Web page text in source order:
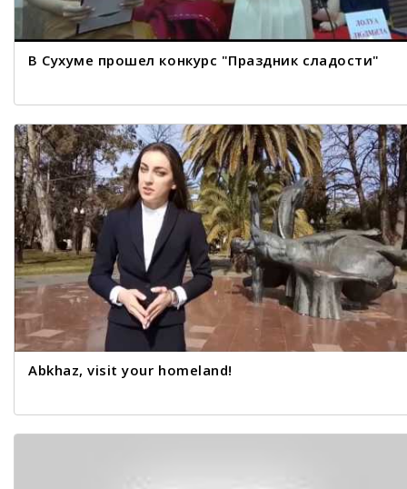
В Сухуме прошел конкурс "Праздник сладости"
Abkhaz, visit your homeland!